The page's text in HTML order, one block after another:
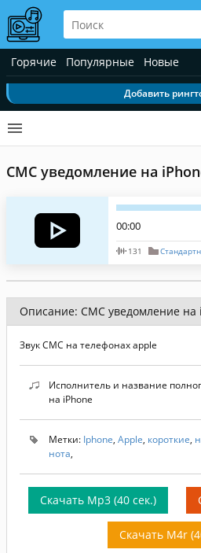
Горячие Популярные Новые
Добавить
СМС уведомление на
00:00
131
Описание: СМС уведомление на
Звук СМС на телефонах apple
Исполнитель и название
на iPhone
Метки: Iphone, Apple, короткие,
нота,
Скачать Mp3 (40 сек.)
Скачать M4r